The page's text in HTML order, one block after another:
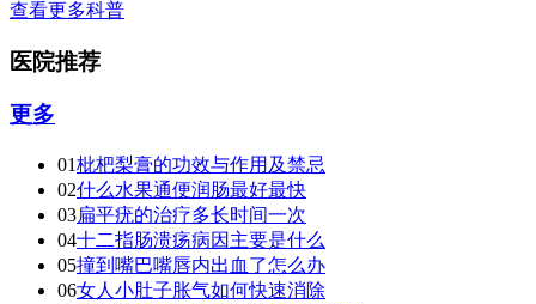
查看更多科普
医院推荐
更多
01枇杷梨膏的功效与作用及禁忌
02什么水果通便润肠最好最快
03扁平疣的治疗多长时间一次
04十二指肠溃疡病因主要是什么
05撞到嘴巴嘴唇内出血了怎么办
06女人小肚子胀气如何快速消除